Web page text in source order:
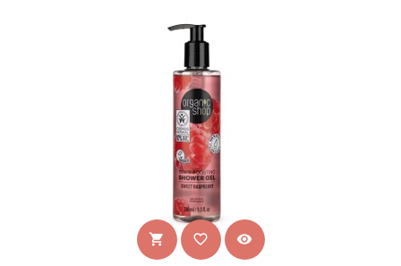
shopping_cart favorite_border visibility